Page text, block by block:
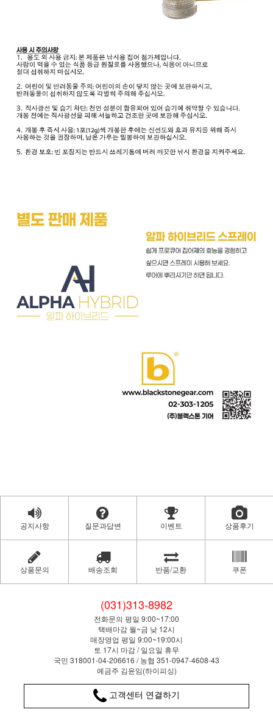
공지사항 질문과답변 이벤트 상품후기
상품문의 배송조회 반품/교환 쿠폰
(031)313-8982
전화문의 평일 9:00~17:00
택배마감 월~금 낮 12시
매장영업 평일 9:00~19:00시
토 17시 마감 / 일요일 휴무
국민 318001-04-206616 / 농협 351-0947-4608-43
예금주 김윤임(하이피싱)
고객센터 연결하기